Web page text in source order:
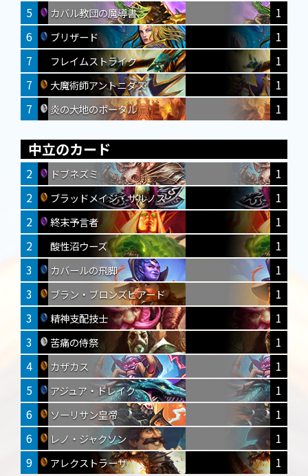
5
カバル教団の魔導書
1
6
ブリザード
1
7
フレイムストライク
1
7
大魔術師アントニダス
1
7
炎の大地のポータル 1
中立のカード
2 ドブネズミ
1
2
ブラッドメイジ・サルノス
1
2
終末予言者
1
2
酸性沼ウーズ
1
3
カバールの飛脚
1
3
ブラン・ブロンズビアード
1
3
精神支配技士
1
3
苦痛の侍祭
1
4
カザカス
1
5
アジュア・ドレイク
1
6
ソーリサン皇帝
1
6
レノ・ジャクソン
1
9
アレクストラーザ 1